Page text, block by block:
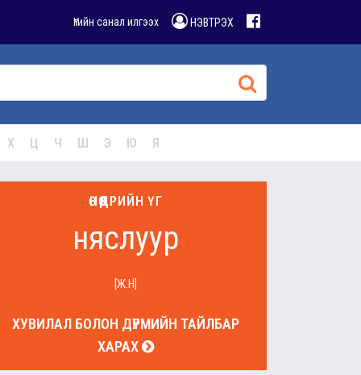
Үгийн санал илгээх НЭВТРЭХ
Х Ц Ч Ш Э Ю Я
ӨНӨӨДРИЙН ҮГ
няслуур
[Ж.Н]
ХУВИЛАЛ БОЛОН ДҮРМИЙН ТАЙЛБАР
ХАРАХ